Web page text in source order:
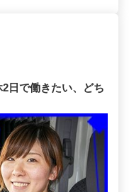
日で働きたい、どち